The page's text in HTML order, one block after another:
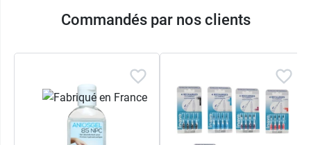
Commandés par nos clients